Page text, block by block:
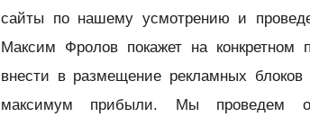
сайты по нашему усмотрению и
Максим Фролов покажет на конкретном
внести в размещение рекламных
максимум прибыли. Мы проведем